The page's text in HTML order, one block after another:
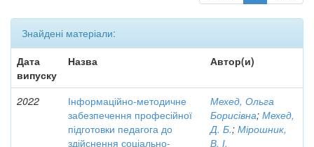
Знайдені матеріали:
Дата
випуску
Назва Автор(и)
2022
Інформаційно-методичне
забезпечення професійної
підготовки педагога до
здійснення соціально-
Мехед, Ольга
Борисівна; Мехед,
Д. Б.; Мірошник,
В. І.